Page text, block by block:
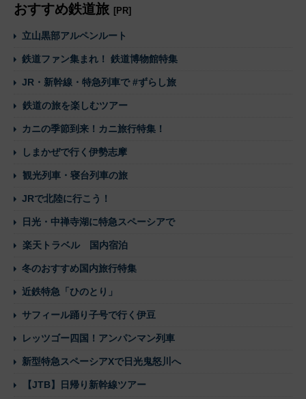
おすすめ鉄道旅 [PR]
立山黒部アルペンルート
鉄道ファン集まれ！ 鉄道博物館特集
JR・新幹線・特急列車で #ずらし旅
鉄道の旅を楽しむツアー
カニの季節到来！カニ旅行特集！
しまかぜで行く伊勢志摩
観光列車・寝台列車の旅
JRで北陸に行こう！
日光・中禅寺湖に特急スペーシアで
楽天トラベル 国内宿泊
冬のおすすめ国内旅行特集
近鉄特急「ひのとり」
サフィール踊り子号で行く伊豆
レッツゴー四国！アンパンマン列車
新型特急スペーシアXで日光鬼怒川へ
【JTB】日帰り新幹線ツアー